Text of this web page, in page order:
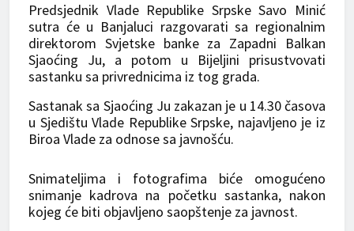
Predsjednik Vlade Republike Srpske Savo Minić
sutra će u Banjaluci razgovarati sa regionalnim
direktorom Svjetske banke za Zapadni Balkan
Sjaoćing Ju, a potom u Bijeljini prisustvovati
sastanku sa privrednicima iz tog grada.
Sastanak sa Sjaoćing Ju zakazan je u 14.30 časova
u Sjedištu Vlade Republike Srpske, najavljeno je iz
Biroa Vlade za odnose sa javnošću.
Snimateljima i fotografima biće omogućeno
snimanje kadrova na početku sastanka, nakon
kojeg će biti objavljeno saopštenje za javnost.